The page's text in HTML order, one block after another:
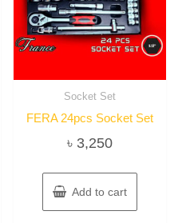
Socket Set
FERA 24pcs Socket Set
৳ 3,250
Add to cart